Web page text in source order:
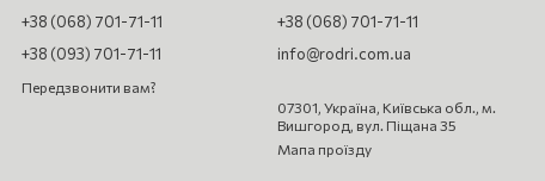
+38 (068) 701-71-11
+38 (093) 701-71-11
Передзвонити вам?
+38 (068) 701-71-11
info@rodri.com.ua
07301, Україна, Київська обл., м.
Вишгород, вул. Піщана 35
Мапа проїзду